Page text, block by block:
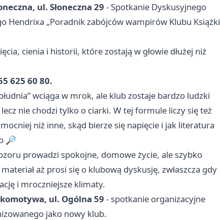
ul. Słoneczna 29 - Spotkanie Dyskusyjnego
Hendrixa „Poradnik zabójców wampirów Klubu Książki
cienia i historii, które zostają w głowie dłużej niż
625 60 80.
wciąga w mrok, ale klub zostaje bardzo ludzki
nie chodzi tylko o ciarki. W tej formule liczy się też
niż inne, skąd bierze się napięcie i jak literatura
🔎
prowadzi spokojne, domowe życie, ale szybko
aż prosi się o klubową dyskusję, zwłaszcza gdy
i mroczniejsze klimaty.
ul. Ogólna 59 - spotkanie organizacyjne
jako nowy klub.